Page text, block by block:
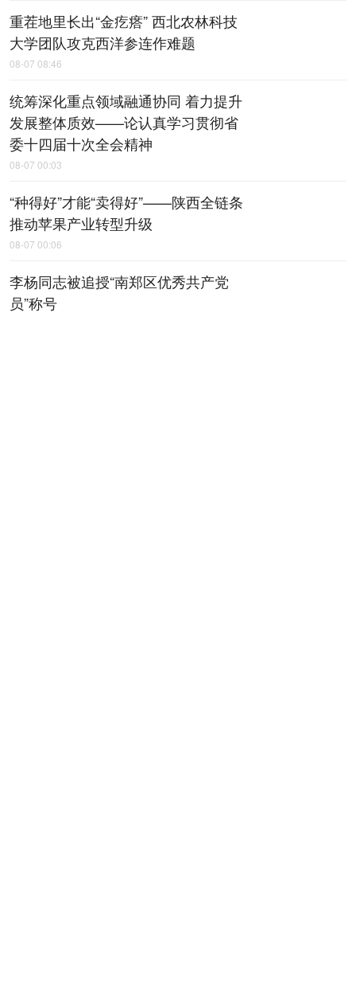
重茬地里长出“金疙瘩” 西北农林科技
大学团队攻克西洋参连作难题
08-07 08:46
统筹深化重点领域融通协同 着力提升
发展整体质效——论认真学习贯彻省
委十四届十次全会精神
08-07 00:03
“种得好”才能“卖得好”——陕西全链条
推动苹果产业转型升级
08-07 00:06
李杨同志被追授“南郑区优秀共产党
员”称号